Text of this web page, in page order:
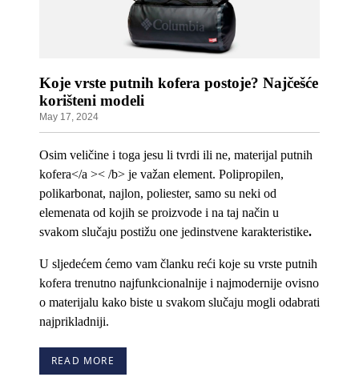
Koje vrste putnih kofera postoje? Najčešće
korišteni modeli
May 17, 2024
Osim veličine i toga jesu li tvrdi ili ne, materijal putnih
kofera</a >< /b> je važan element. Polipropilen,
polikarbonat, najlon, poliester, samo su neki od
elemenata od kojih se proizvode i na taj način u
svakom slučaju postižu one jedinstvene karakteristike.
U sljedećem ćemo vam članku reći koje su vrste putnih
kofera trenutno najfunkcionalnije i najmodernije ovisno
o materijalu kako biste u svakom slučaju mogli odabrati
najprikladniji.
READ MORE